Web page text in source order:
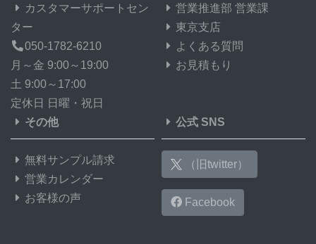
カスタマーサポートセン
ター
050-1782-6210
月～金 9:00～19:00
土 9:00～17:00
定休日 日曜・祝日
営業推進部 営業課
東京支店
よくある質問
お見積もり
その他
無料サンプル請求
営業カレンダー
お客様の声
公式 SNS
（旧twitter）
Facebook